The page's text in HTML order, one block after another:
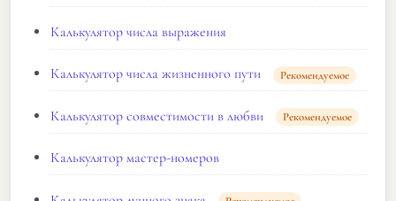
Калькулятор числа выражения
Калькулятор числа жизненного пути Рекомендуемое
Калькулятор совместимости в любви Рекомендуемое
Калькулятор мастер-номеров